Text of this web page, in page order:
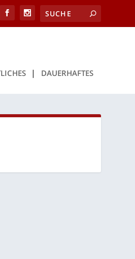
DAU­ER­HAF­TES